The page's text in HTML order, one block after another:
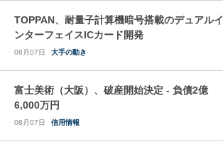
TOPPAN、耐量子計算機暗号搭載のデュアルイ
ンターフェイスICカード開発
08月07日 大手の動き
富士美術（大阪）、破産開始決定 - 負債2億
6,000万円
08月07日 信用情報